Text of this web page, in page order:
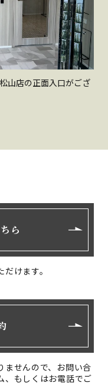
山店の正面入口がござ
ら
けます。
ませんので、お問い合
、もしくはお電話でご